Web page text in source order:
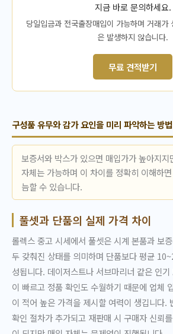
지금 바로 문의하세요.
당일입금과 전국출장매입이 가능하며 거래가
은 발생하지 않습니다.
무료 견적받기
구성품 유무와 감가 요인을 미리 파악하는 방법
보증서와 박스가 있으면 매입가가 높아지지
자체는 가능하며 이 차이를 정확히 이해하
늠할 수 있습니다.
풀셋과 단품의 실제 가격 차이
롤렉스 중고 시세에서 풀셋은 시계 본품과 보
두 갖춰진 상태를 의미하며 단품보다 평균
성됩니다. 데이저스트나 서브마리너 같은 인
이 빠르고 정품 확인도 수월하기 때문에 업체
이 적어 높은 가격을 제시할 여력이 생깁니다.
확인 절차가 추가되고 재판매 시 구매자 신뢰